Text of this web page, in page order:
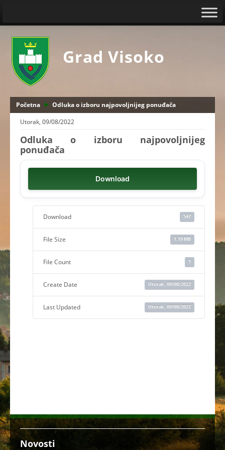
Grad Visoko
Početna
Odluka o izboru najpovoljnijeg ponuđača
Utorak, 09/08/2022
Odluka o izboru najpovoljnijeg
ponuđača
Download
Download 547
File Size 1.19 MB
File Count 1
Create Date Utorak, 09/08/2022
Last Updated Utorak, 09/08/2022
Novosti